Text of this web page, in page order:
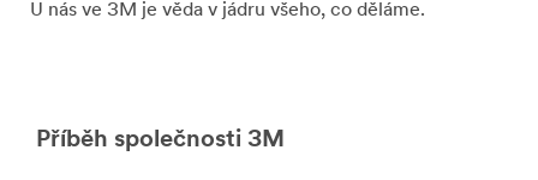
U nás ve 3M je věda v jádru všeho, co děláme.
Příběh společnosti 3M